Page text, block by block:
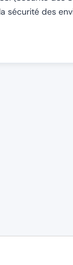
sécurité des